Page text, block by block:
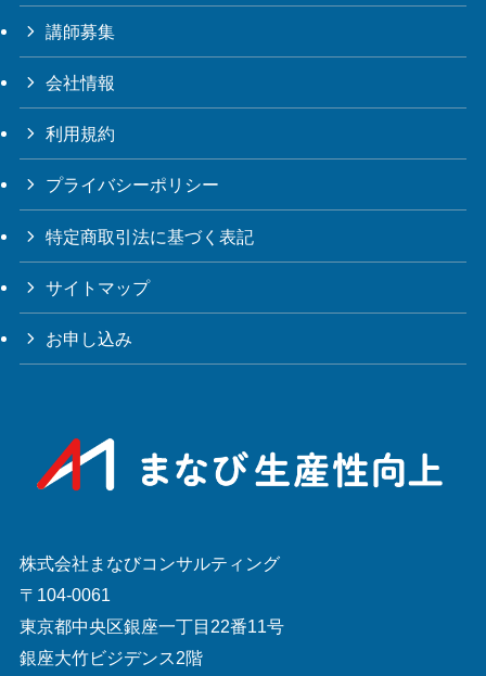
講師募集
会社情報
利用規約
プライバシーポリシー
特定商取引法に基づく表記
サイトマップ
お申し込み
株式会社まなびコンサルティング
〒104-0061
東京都中央区銀座一丁目22番11号
銀座大竹ビジデンス2階